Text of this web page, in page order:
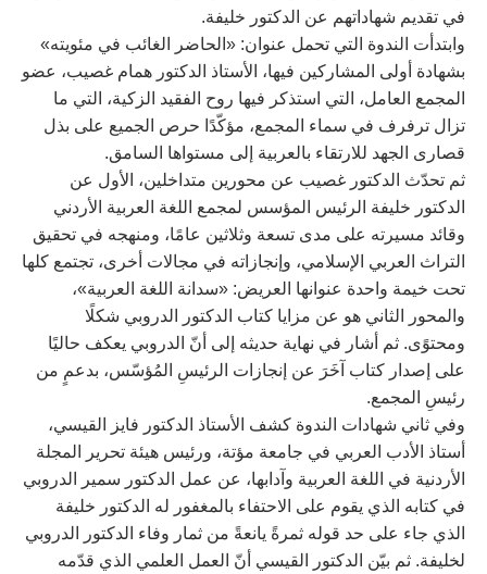
في تقديم شهاداتهم عن الدكتور خليفة.
وابتدأت الندوة التي تحمل عنوان: «الحاضر الغائب في مئويته»
بشهادة أولى المشاركين فيها، الأستاذ الدكتور همام غصيب، عضو
المجمع العامل، التي استذكر فيها روح الفقيد الزكية، التي ما
تزال ترفرف في سماء المجمع، مؤكّدًا حرص الجميع على بذل
قصارى الجهد للارتقاء بالعربية إلى مستواها السامق.
ثم تحدّث الدكتور غصيب عن محورين متداخلين، الأول عن
الدكتور خليفة الرئيس المؤسس لمجمع اللغة العربية الأردني
وقائد مسيرته على مدى تسعة وثلاثين عامًا، ومنهجه في تحقيق
التراث العربي الإسلامي، وإنجازاته في مجالات أخرى، تجتمع كلها
تحت خيمة واحدة عنوانها العريض: «سدانة اللغة العربية»،
والمحور الثاني هو عن مزايا كتاب الدكتور الدروبي شكلًا
ومحتوًى. ثم أشار في نهاية حديثه إلى أنّ الدروبي يعكف حاليًا
على إصدار كتاب آخَرَ عن إنجازات الرئيسِ المُؤسّس، بدعمٍ من
رئيسِ المجمع.
وفي ثاني شهادات الندوة كشف الأستاذ الدكتور فايز القيسي،
أستاذ الأدب العربي في جامعة مؤتة، ورئيس هيئة تحرير المجلة
الأردنية في اللغة العربية وآدابها، عن عمل الدكتور سمير الدروبي
في كتابه الذي يقوم على الاحتفاء بالمغفور له الدكتور خليفة
الذي جاء على حد قوله ثمرةً يانعةً من ثمار وفاء الدكتور الدروبي
لخليفة. ثم بيّن الدكتور القيسي أنّ العمل العلمي الذي قدّمه